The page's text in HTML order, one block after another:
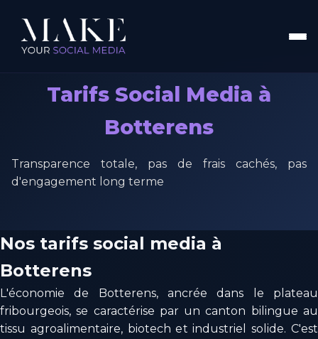
Tarifs Social Media à
Botterens
Transparence totale, pas de frais cachés, pas
d'engagement long terme
Nos tarifs social media à
Botterens
L'économie de Botterens, ancrée dans le plateau
fribourgeois, se caractérise par un canton bilingue au
tissu agroalimentaire, biotech et industriel solide. C'est